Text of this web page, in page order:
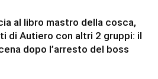
al libro mastro della cosca,
di Autiero con altri 2 gruppi: il
dopo l’arresto del boss